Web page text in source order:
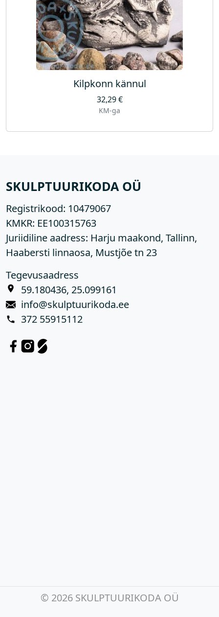
Kilpkonn kännul
32,29€
KM-ga
SKULPTUURIKODA OÜ
Registrikood: 10479067
KMKR: EE100315763
Juriidiline aadress: Harju maakond, Tallinn,
Haabersti linnaosa, Mustjõe tn 23
Tegevusaadress
59.180436, 25.099161
info@skulptuurikoda.ee
372 55915112
© 2026 SKULPTUURIKODA OÜ